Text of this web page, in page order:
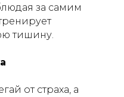
за самим
тишину.
от страха, а